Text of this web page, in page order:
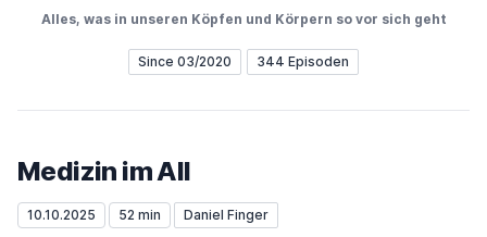
Alles, was in unseren Köpfen und Körpern so vor sich geht
Since 03/2020 344 Episoden
Medizin im All
10.10.2025 52 min Daniel Finger